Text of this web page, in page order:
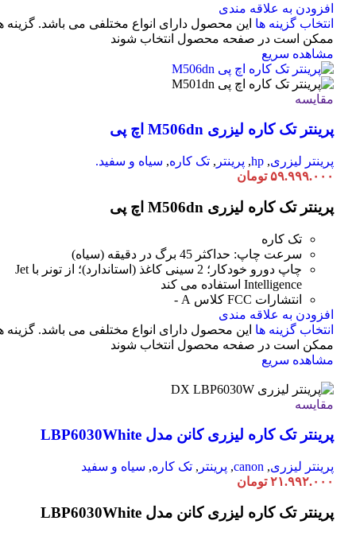
افزودن به علاقه مندی
انتخاب گزینه ها این محصول دارای انواع مختلفی می باشد. گزینه
ممکن است در صفحه محصول انتخاب شوند
مشاهده سریع
مقایسه
پرینتر تک کاره لیزری M506dn اچ پی
پرینتر لیزری,
hp
, پرینتر , تک کاره, سیاه و سفید.
۵۹.۹۹۹.۰۰۰ تومان
پرینتر تک کاره لیزری M506dn اچ پی
تک کاره
سرعت چاپ: حداکثر 45 برگ در دقیقه (سیاه)
چاپ دورو خودکار؛ 2 سینی کاغذ (استاندارد)؛ از تونر با Jet
Intelligence استفاده می کند
انتشارات FCC کلاس A -
افزودن به علاقه مندی
انتخاب گزینه ها این محصول دارای انواع مختلفی می باشد. گزینه
ممکن است در صفحه محصول انتخاب شوند
مشاهده سریع
مقایسه
پرینتر تک کاره لیزری کانن مدل LBP6030White
پرینتر لیزری,
canon
, پرینتر , تک کاره, سیاه و سفید
۲۱.۹۹۲.۰۰۰ تومان
پرینتر تک کاره لیزری کانن مدل LBP6030White